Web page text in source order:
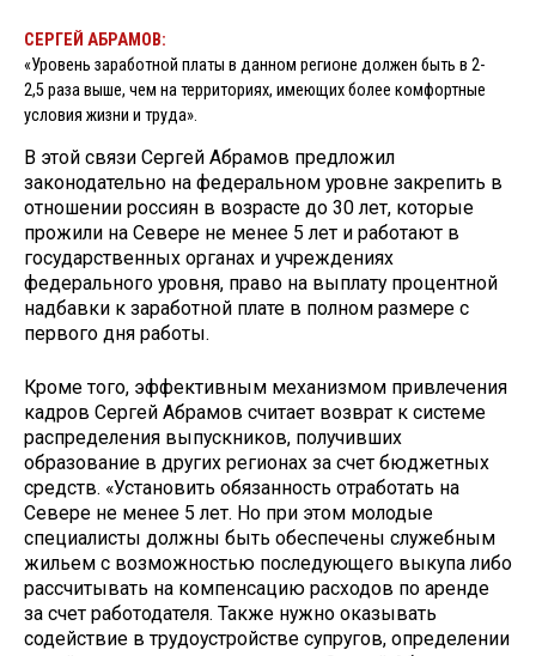
СЕРГЕЙ АБРАМОВ:
«Уровень заработной платы в данном регионе должен быть в 2-
2,5 раза выше, чем на территориях, имеющих более комфортные
условия жизни и труда».
В этой связи Сергей Абрамов предложил
законодательно на федеральном уровне закрепить в
отношении россиян в возрасте до 30 лет, которые
прожили на Севере не менее 5 лет и работают в
государственных органах и учреждениях
федерального уровня, право на выплату процентной
надбавки к заработной плате в полном размере с
первого дня работы.
Кроме того, эффективным механизмом привлечения
кадров Сергей Абрамов считает возврат к системе
распределения выпускников, получивших
образование в других регионах за счет бюджетных
средств. «Установить обязанность отработать на
Севере не менее 5 лет. Но при этом молодые
специалисты должны быть обеспечены служебным
жильем с возможностью последующего выкупа либо
рассчитывать на компенсацию расходов по аренде
за счет работодателя. Также нужно оказывать
содействие в трудоустройстве супругов, определении